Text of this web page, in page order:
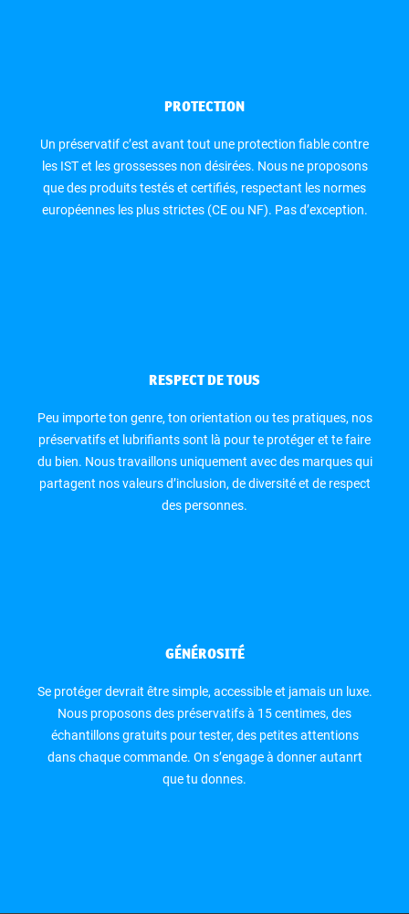
PROTECTION
Un préservatif c’est avant tout une protection fiable contre
les IST et les grossesses non désirées. Nous ne proposons
que des produits testés et certifiés, respectant les normes
européennes les plus strictes (CE ou NF). Pas d’exception.
RESPECT DE TOUS
Peu importe ton genre, ton orientation ou tes pratiques, nos
préservatifs et lubrifiants sont là pour te protéger et te faire
du bien. Nous travaillons uniquement avec des marques qui
partagent nos valeurs d’inclusion, de diversité et de respect
des personnes.
GÉNÉROSITÉ
Se protéger devrait être simple, accessible et jamais un luxe.
Nous proposons des préservatifs à 15 centimes, des
échantillons gratuits pour tester, des petites attentions
dans chaque commande. On s’engage à donner autanrt
que tu donnes.